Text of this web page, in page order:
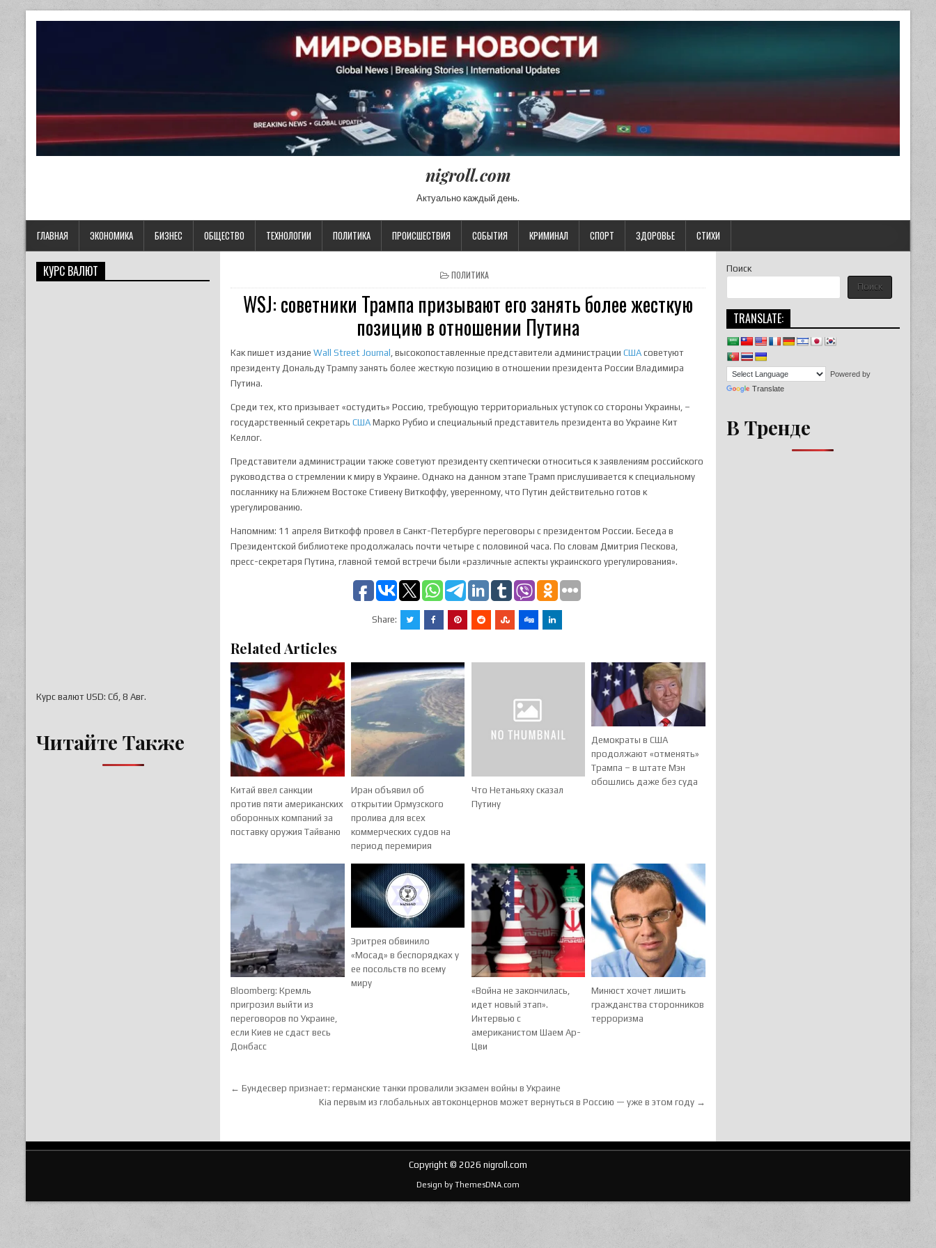
nigroll.com
Актуально каждый день.
ГЛАВНАЯ ЭКОНОМИКА БИЗНЕС ОБЩЕСТВО ТЕХНОЛОГИИ ПОЛИТИКА ПРОИСШЕСТВИЯ СОБЫТИЯ КРИМИНАЛ СПОРТ ЗДОРОВЬЕ СТИХИ
POSTED IN
ПОЛИТИКА
WSJ: советники Трампа призывают его занять более жесткую
позицию в отношении Путина
Как пишет изданиеWall Street Journal , высокопоставленные представители администрацииСША советуют
президенту Дональду Трампу занять более жесткую позицию в отношении президента России Владимира
Путина.
Среди тех, кто призывает «остудить» Россию, требующую территориальных уступок со стороны Украины, –
государственный секретарьСША Марко Рубио и специальный представитель президента во Украине Кит
Келлог.
Представители администрации также советуют президенту скептически относиться к заявлениям российского
руководства о стремлении к миру в Украине. Однако на данном этапе Трамп прислушивается к специальному
посланнику на Ближнем Востоке Стивену Виткоффу, уверенному, что Путин действительно готов к
урегулированию.
Напомним: 11 апреля Виткофф провел в Санкт-Петербурге переговоры с президентом России. Беседа в
Президентской библиотеке продолжалась почти четыре с половиной часа. По словам Дмитрия Пескова,
пресс-секретаря Путина, главной темой встречи были «различные аспекты украинского урегулирования».
Share:
Related Articles
Китай ввел санкции
против пяти американских
оборонных компаний за
поставку оружия Тайваню
Иран объявил об
открытии Ормузского
пролива для всех
коммерческих судов на
период перемирия
Что Нетаньяху сказал
Путину
Демократы в США
продолжают «отменять»
Трампа – в штате Мэн
обошлись даже без суда
Bloomberg: Кремль
пригрозил выйти из
переговоров по Украине,
если Киев не сдаст весь
Донбасс
Эритрея обвинило
«Мосад» в беспорядках у
ее посольств по всему
миру
«Война не закончилась,
идет новый этап».
Интервью с
американистом Шаем Ар-
Цви
Минюст хочет лишить
гражданства сторонников
терроризма
Навигация по записям
← Бундесвер признает: германские танки провалили экзамен войны в Украине
Kia первым из глобальных автоконцернов может вернуться в Россию — уже в этом году →
Поиск
Поиск
TRANSLATE:
Powered by
Translate
В Тренде
КУРС ВАЛЮТ
Курс валют USD: Сб, 8 Авг.
Читайте Также
Copyright © 2026 nigroll.com
Design by ThemesDNA.com